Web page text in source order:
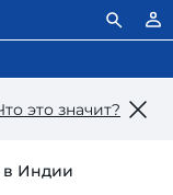
это значит?
в Индии